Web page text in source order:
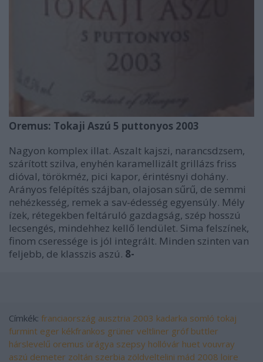
Oremus: Tokaji Aszú 5 puttonyos 2003
Nagyon komplex illat. Aszalt kajszi, narancsdzsem,
szárított szilva, enyhén karamellizált grillázs friss
dióval, törökméz, pici kapor, érintésnyi dohány.
Arányos felépítés szájban, olajosan sűrű, de semmi
nehézkesség, remek a sav-édesség egyensúly. Mély
ízek, rétegekben feltáruló gazdagság, szép hosszú
lecsengés, mindehhez kellő lendület. Sima felszínek,
finom cseressége is jól integrált. Minden szinten van
feljebb, de klasszis aszú. 8-
Címkék: franciaország ausztria 2003 kadarka somló tokaj
furmint eger kékfrankos grüner veltliner gróf buttler
hárslevelű oremus úrágya szepsy hollóvár huet vouvray
aszú demeter zoltán szerbia zöldveltelini mád 2008 loire